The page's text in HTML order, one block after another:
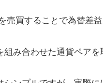
売買することで為替差益
組み合わせた通貨ペア